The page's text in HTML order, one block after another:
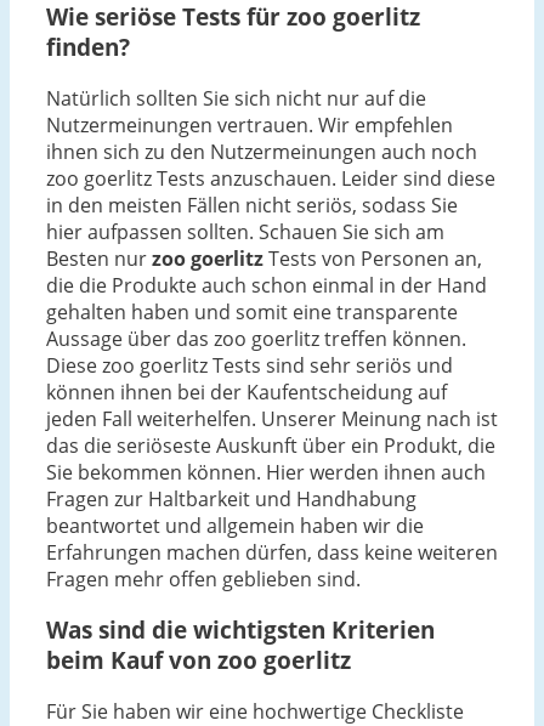
Wie seriöse Tests für zoo goerlitz
finden?
Natürlich sollten Sie sich nicht nur auf die
Nutzermeinungen vertrauen. Wir empfehlen
ihnen sich zu den Nutzermeinungen auch noch
zoo goerlitz Tests anzuschauen. Leider sind diese
in den meisten Fällen nicht seriös, sodass Sie
hier aufpassen sollten. Schauen Sie sich am
Besten nurzoo goerlitzTests von Personen an,
die die Produkte auch schon einmal in der Hand
gehalten haben und somit eine transparente
Aussage über das zoo goerlitz treffen können.
Diese zoo goerlitz Tests sind sehr seriös und
können ihnen bei der Kaufentscheidung auf
jeden Fall weiterhelfen. Unserer Meinung nach ist
das die seriöseste Auskunft über ein Produkt, die
Sie bekommen können. Hier werden ihnen auch
Fragen zur Haltbarkeit und Handhabung
beantwortet und allgemein haben wir die
Erfahrungen machen dürfen, dass keine weiteren
Fragen mehr offen geblieben sind.
Was sind die wichtigsten Kriterien
beim Kauf von zoo goerlitz
Für Sie haben wir eine hochwertige Checkliste